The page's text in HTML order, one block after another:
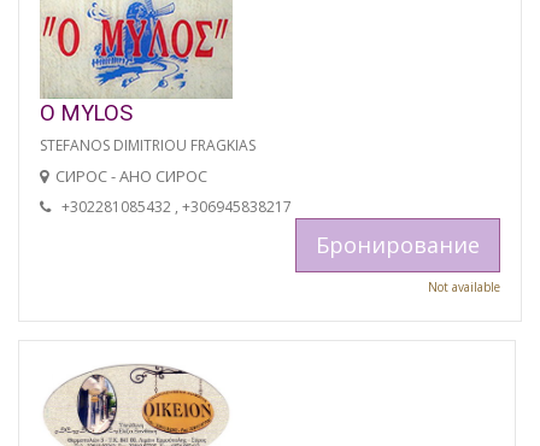
O MYLOS
STEFANOS DIMITRIOU FRAGKIAS
СИРОС - АНО СИРОС
+302281085432 , +306945838217
Бронирование
Not available